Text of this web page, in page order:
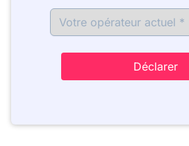
Déclarer